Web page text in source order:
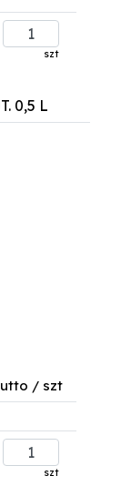
szt
0,5 L
/ szt
szt